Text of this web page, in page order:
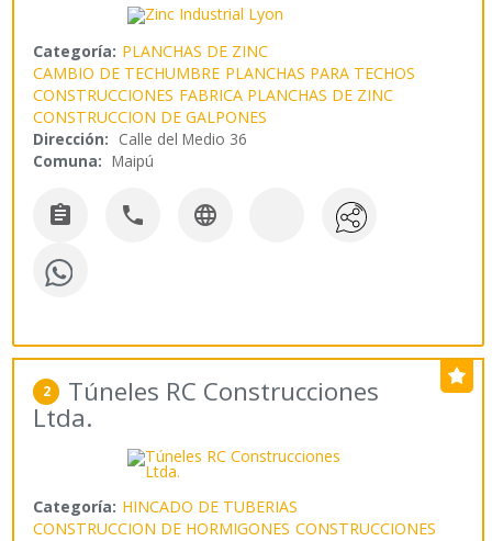
Categoría: PLANCHAS DE ZINC
CAMBIO DE TECHUMBRE PLANCHAS PARA TECHOS
CONSTRUCCIONES FABRICA PLANCHAS DE ZINC
CONSTRUCCION DE GALPONES
Dirección: Calle del Medio 36
Comuna: Maipú
  
2 Túneles RC Construcciones
Ltda.
Categoría: HINCADO DE TUBERIAS
CONSTRUCCION DE HORMIGONES CONSTRUCCIONES